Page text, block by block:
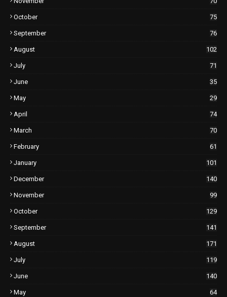
October 75
September 76
August 102
July 71
June 35
May 29
April 74
March 70
February 61
January 101
December 140
November 99
October 129
September 141
August 171
July 119
June 140
May 64